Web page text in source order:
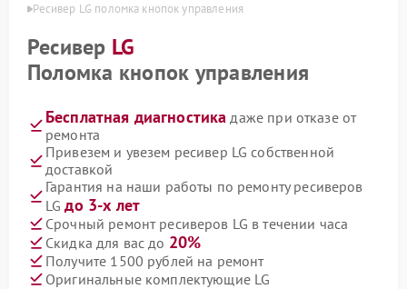
Ресивер LG поломка кнопок управления
Ресивер LG
Поломка кнопок управления
Бесплатная диагностика даже при отказе от
ремонта
Привезем и увезем ресивер LG собственной
доставкой
Гарантия на наши работы по ремонту ресиверов
LGдо 3-х лет
Срочный ремонт ресиверов LG в течении часа
Скидка для вас до 20%
Получите 1500 рублей на ремонт
Оригинальные комплектующие LG